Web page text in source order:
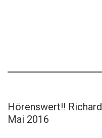
Hörenswert!!
Mai 2016